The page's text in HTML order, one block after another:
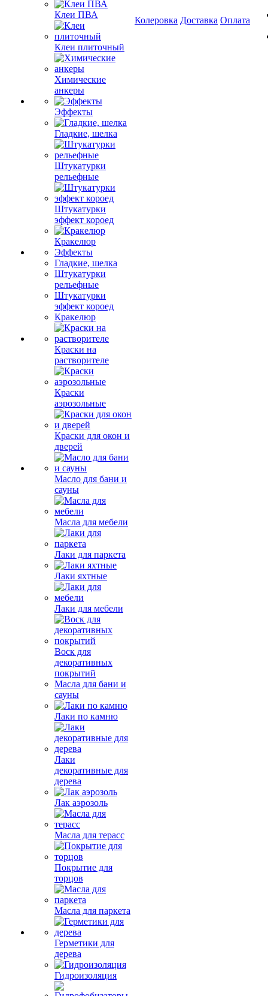
Клеи ПВА
Клеи плиточный
Химические
анкеры
Эффекты
Гладкие, шелка
Штукатурки
рельефные
Штукатурки
эффект короед
Кракелюр
Эффекты
Гладкие, шелка
Штукатурки
рельефные
Штукатурки
эффект короед
Кракелюр
Краски на
растворителе
Краски
аэрозольные
Краски для окон и
дверей
Масло для бани и
сауны
Масла для мебели
Лаки для паркета
Лаки яхтные
Лаки для мебели
Воск для
декоративных
покрытий
Масла для бани и
сауны
Лаки по камню
Лаки
декоративные для
дерева
Лак аэрозоль
Масла для терасс
Покрытие для
торцов
Масла для паркета
Герметики для
дерева
Гидроизоляция
Колеровка Доставка Оплата